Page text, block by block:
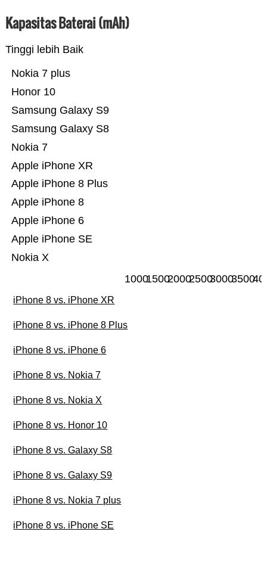
Kapasitas Baterai (mAh)
Tinggi lebih Baik
Nokia X
Apple iPhone SE
Apple iPhone 6
Apple iPhone 8
Apple iPhone 8 Plus
Apple iPhone XR
Nokia 7
Samsung Galaxy S8
Samsung Galaxy S9
Honor 10
Nokia 7 plus
100015002000250030003500
iPhone 8 vs. iPhone XR
iPhone 8 vs. iPhone 8 Plus
iPhone 8 vs. iPhone 6
iPhone 8 vs. Nokia 7
iPhone 8 vs. Nokia X
iPhone 8 vs. Honor 10
iPhone 8 vs. Galaxy S8
iPhone 8 vs. Galaxy S9
iPhone 8 vs. Nokia 7 plus
iPhone 8 vs. iPhone SE